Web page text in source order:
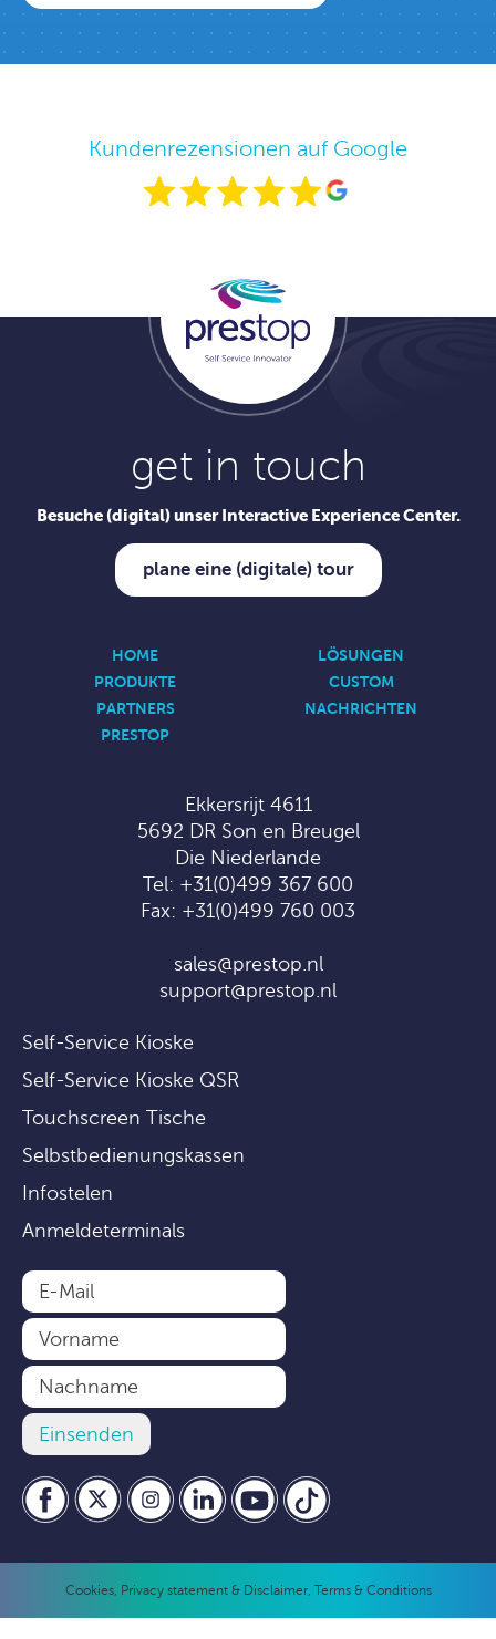
Kundenrezensionen auf Google
get in touch
Besuche (digital) unser Interactive Experience Center.
plane eine (digitale) tour
HOME
LÖSUNGEN
PRODUKTE
CUSTOM
PARTNERS
NACHRICHTEN
PRESTOP
Ekkersrijt 4611
5692 DR Son en Breugel
Die Niederlande
Tel: +31(0)499 367 600
Fax: +31(0)499 760 003
sales@prestop.nl
support@prestop.nl
Self-Service Kioske
Self-Service Kioske QSR
Touchscreen Tische
Selbstbedienungskassen
Infostelen
Anmeldeterminals
Cookies, Privacy statement & Disclaimer, Terms & Conditions